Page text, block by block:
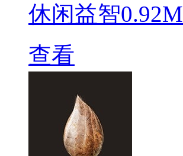
休闲益智0.92M
查看